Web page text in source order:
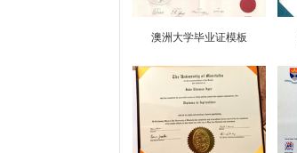
澳洲大学毕业证模板